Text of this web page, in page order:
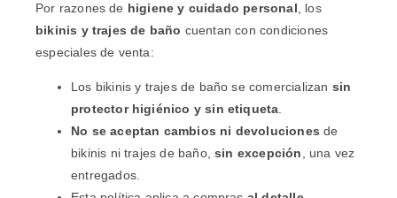
Por razones de higiene y cuidado personal , los
bikinis y trajes de baño cuentan con condiciones
especiales de venta:
Los bikinis y trajes de baño se comercializan sin
protector higiénico y sin etiqueta
No se aceptan cambios ni devoluciones de
bikinis ni trajes de baño,sin excepción , una vez
entregados.